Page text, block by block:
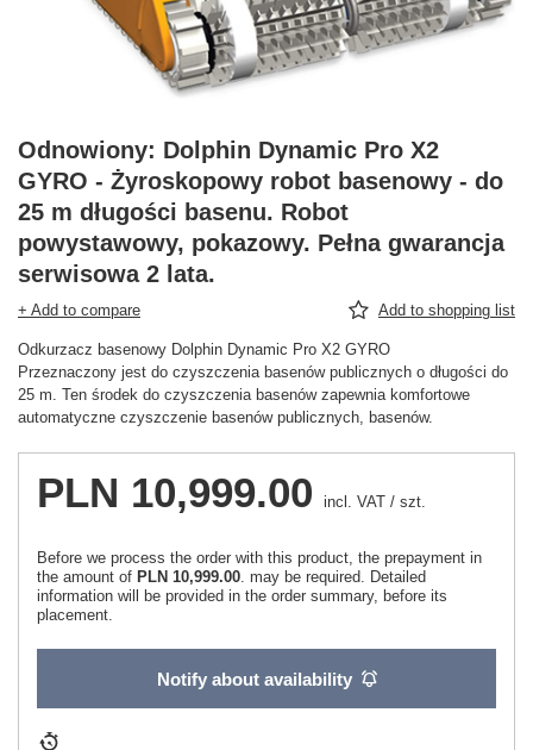
Odnowiony: Dolphin Dynamic Pro X2
GYRO - Żyroskopowy robot basenowy - do
25 m długości basenu. Robot
powystawowy, pokazowy. Pełna gwarancja
serwisowa 2 lata.
+ Add to compare Add to shopping list
Odkurzacz basenowy Dolphin Dynamic Pro X2 GYRO
Przeznaczony jest do czyszczenia basenów publicznych o długości do
25 m. Ten środek do czyszczenia basenów zapewnia komfortowe
automatyczne czyszczenie basenów publicznych, basenów.
PLN 10,999.00 incl. VAT / szt.
Before we process the order with this product, the prepayment in
the amount of PLN 10,999.00. may be required. Detailed
information will be provided in the order summary, before its
placement.
Notify about availability